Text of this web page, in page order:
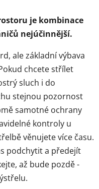
je kombinace
nejúčinnější.
ale základní výbava
chcete střílet
sluch i do
stejnou pozornost
samotné ochrany
kontroly u
věnujete více času.
podchytit a předejít
až bude pozdě -